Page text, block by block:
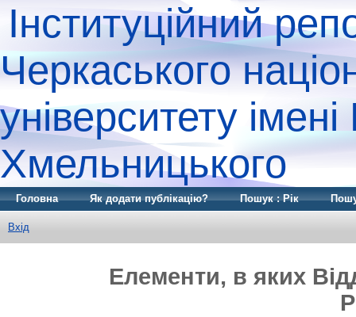
Інституційний
Черкаського
університету
Хмельницького
Головна Як додати публікацію? Пошук : Рік
Вхід
Елементи, в яких